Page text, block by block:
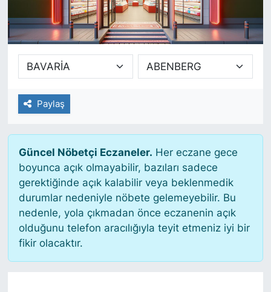
Paylaş
Güncel Nöbetçi Eczaneler. Her eczane gece
boyunca açık olmayabilir, bazıları sadece
gerektiğinde açık kalabilir veya beklenmedik
durumlar nedeniyle nöbete gelemeyebilir. Bu
nedenle, yola çıkmadan önce eczanenin açık
olduğunu telefon aracılığıyla teyit etmeniz iyi bir
fikir olacaktır.
SİYASET
SAĞLIK